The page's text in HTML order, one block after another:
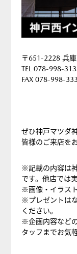
〒651-2228 兵
TEL 078-998-
FAX 078-998-
ぜひ神戸マツダ
皆様のご来店を
※記載の内容は
です。他店では
※画像・イラス
※プレゼントは
ください。
※企画内容など
タッフまでお気